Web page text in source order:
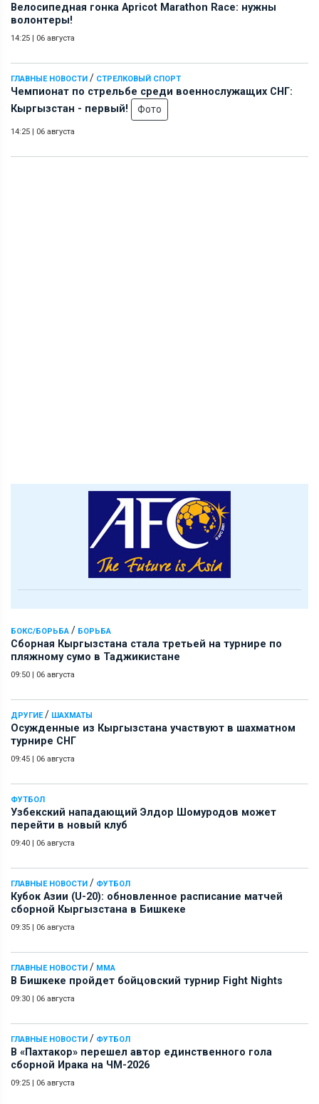
Велосипедная гонка Apricot Marathon Race: нужны
волонтеры!
14:25 | 06 августа
ГЛАВНЫЕ НОВОСТИ / СТРЕЛКОВЫЙ СПОРТ
Чемпионат по стрельбе среди военнослужащих СНГ:
Кыргызстан - первый!
Фото
14:25 | 06 августа
БОКС/БОРЬБА / БОРЬБА
Сборная Кыргызстана стала третьей на турнире по
пляжному сумо в Таджикистане
09:50 | 06 августа
ДРУГИЕ/ ШАХМАТЫ
Осужденные из Кыргызстана участвуют в шахматном
турнире СНГ
09:45 | 06 августа
ФУТБОЛ
Узбекский нападающий Элдор Шомуродов может
перейти в новый клуб
09:40 | 06 августа
ГЛАВНЫЕ НОВОСТИ / ФУТБОЛ
Кубок Азии (U-20): обновленное расписание матчей
сборной Кыргызстана в Бишкеке
09:35 | 06 августа
ГЛАВНЫЕ НОВОСТИ / ММА
В Бишкеке пройдет бойцовский турнир Fight Nights
09:30 | 06 августа
ГЛАВНЫЕ НОВОСТИ / ФУТБОЛ
В «Пахтакор» перешел автор единственного гола
сборной Ирака на ЧМ-2026
09:25 | 06 августа